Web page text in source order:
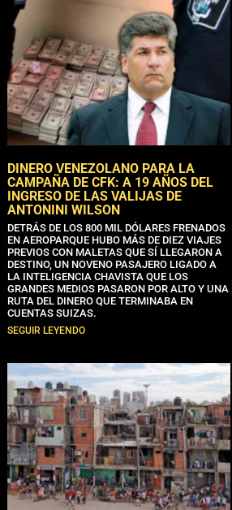
DINERO VENEZOLANO PARA LA
CAMPAÑA DE CFK: A 19 AÑOS DEL
INGRESO DE LAS VALIJAS DE
ANTONINI WILSON
DETRÁS DE LOS 800 MIL DÓLARES FRENADOS
EN AEROPARQUE HUBO MÁS DE DIEZ VIAJES
PREVIOS CON MALETAS QUE SÍ LLEGARON A
DESTINO, UN NOVENO PASAJERO LIGADO A
LA INTELIGENCIA CHAVISTA QUE LOS
GRANDES MEDIOS PASARON POR ALTO Y UNA
RUTA DEL DINERO QUE TERMINABA EN
CUENTAS SUIZAS.
SEGUIR LEYENDO